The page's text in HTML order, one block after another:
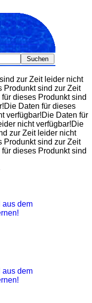
zur Zeit leider nicht
Produnkt sind zur Zeit
dieses Produnkt sind
Daten für dieses
verfügbar!Die Daten für
nicht verfügbar!Die
zur Zeit leider nicht
Produnkt sind zur Zeit
dieses Produnkt sind